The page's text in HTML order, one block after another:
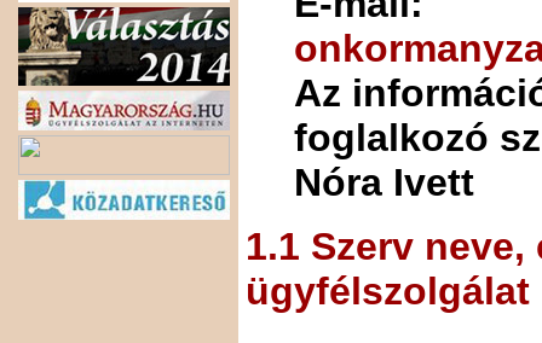
Az
foglalkozó
Nóra Ivett
1.1 Szerv
ügyfélszolgálat